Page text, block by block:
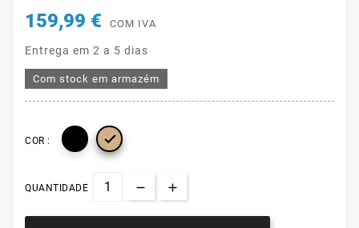
159,99 € COM IVA
Entrega em 2 a 5 dias
Com stock em armazém
COR : 
QUANTIDADE